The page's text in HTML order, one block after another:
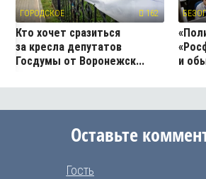
ГОРОДСКОЕ 162
Кто хочет сразиться
за кресла депутатов
Госдумы от Воронежск...
и
Оставьте
Гость